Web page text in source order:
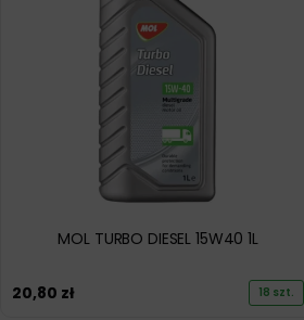
MOL TURBO DIESEL 15W40 1L
20,80 zł 18 szt.